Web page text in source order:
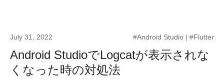
#Android Studio | #Flutter
July 31, 2022
Android StudioでLogcatが表示されな
くなった時の対処法